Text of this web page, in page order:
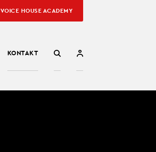
KONTAKT
VOICE HOUSE ACADEMY